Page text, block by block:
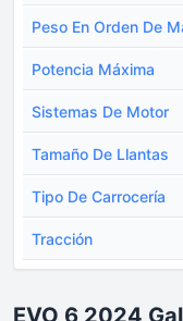
Peso En Orden De
Potencia Máxima
Sistemas De Motor
Tamaño De Llantas
Tipo De Carrocería
Tracción
EVO 6 2024